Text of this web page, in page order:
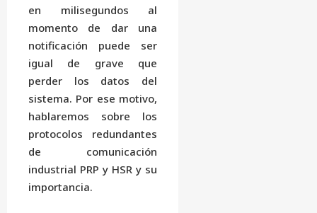
en milisegundos al
momento de dar una
notificación puede ser
igual de grave que
perder los datos del
sistema. Por ese motivo,
hablaremos sobre los
protocolos redundantes
de comunicación
industrial PRP y HSR y su
importancia.